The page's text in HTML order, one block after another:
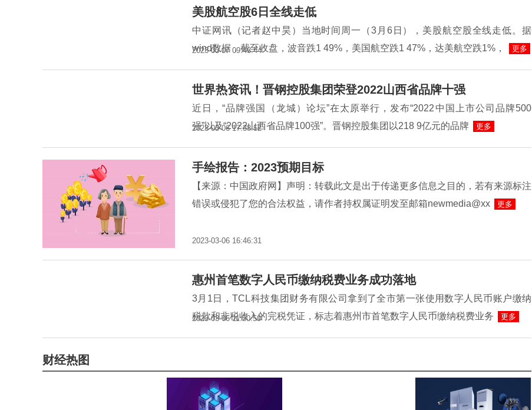
美股航空股6日全线走低
中证网讯（记者赵中昊）当地时间周一（3月6日），美股航空股全线走低。据
wind数据，截至收盘，波音跌1 49%，美国航空跌1 47%，达美航空跌1%，
更多
2023-03-07 09:43:44
世界热资讯！晋钢控股集团荣登2022山西省品牌十强
近日，“品牌强国（龙城）论坛”在太原举行，发布“2022中国上市公司品牌500
强”以及“2022山西省品牌100强”。晋钢控股集团以218 9亿元的品牌
更多
2023-03-06 17:38:52
手绘报告：2023预期目标
【来源：中国政府网】声明：转载此文是出于传递更多信息之目的，若有来源标注
错误或侵犯了您的合法权益，请作者持权属证明发至邮箱newmedia@xx
更多
2023-03-06 16:46:31
惠州首笔数字人民币缴纳税费业务成功落地
3月1日，TCL科技集团财务有限公司拿到了全市第一张使用数字人民币账户缴纳
税款和非税收入的完税凭证，标志着惠州市首笔数字人民币缴纳税费业务
更多
2023-03-06 11:50:50
财经热图